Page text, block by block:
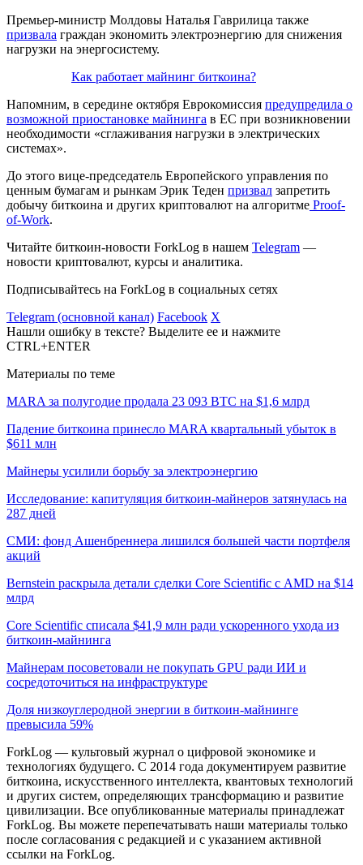
Премьер-министр Молдовы Наталья Гаврилица также
призвала граждан экономить электроэнергию для снижения
нагрузки на энергосистему.
Как работает майнинг биткоина?
Напомним, в середине октября Еврокомиссия предупредила о
возможной приостановке майнинга в ЕС при возникновении
необходимости «сглаживания нагрузки в электрических
системах».
До этого вице-председатель Европейского управления по
ценным бумагам и рынкам Эрик Теден призвал запретить
добычу биткоина и других криптовалют на алгоритме Proof-
of-Work.
Читайте биткоин-новости ForkLog в нашем Telegram —
новости криптовалют, курсы и аналитика.
Подписывайтесь на ForkLog в социальных сетях
Telegram (основной канал) Facebook X
Нашли ошибку в тексте? Выделите ее и нажмите
CTRL+ENTER
Материалы по теме
MARA за полугодие продала 23 093 BTC на $1,6 млрд
Падение биткоина принесло MARA квартальный убыток в
$611 млн
Майнеры усилили борьбу за электроэнергию
Исследование: капитуляция биткоин-майнеров затянулась на
287 дней
СМИ: фонд Ашенбреннера лишился большей части портфеля
акций
Bernstein раскрыла детали сделки Core Scientific с AMD на $14
млрд
Core Scientific списала $41,9 млн ради ускоренного ухода из
биткоин-майнинга
Майнерам посоветовали не покупать GPU ради ИИ и
сосредоточиться на инфраструктуре
Доля низкоуглеродной энергии в биткоин-майнинге
превысила 59%
ForkLog — культовый журнал о цифровой экономике и
технологиях будущего. С 2014 года документируем развитие
биткоина, искусственного интеллекта, квантовых технологий
и других систем, определяющих трансформацию и развитие
цивилизации. Все опубликованные материалы принадлежат
ForkLog. Вы можете перепечатывать наши материалы только
после согласования с редакцией и с указанием активной
ссылки на ForkLog.